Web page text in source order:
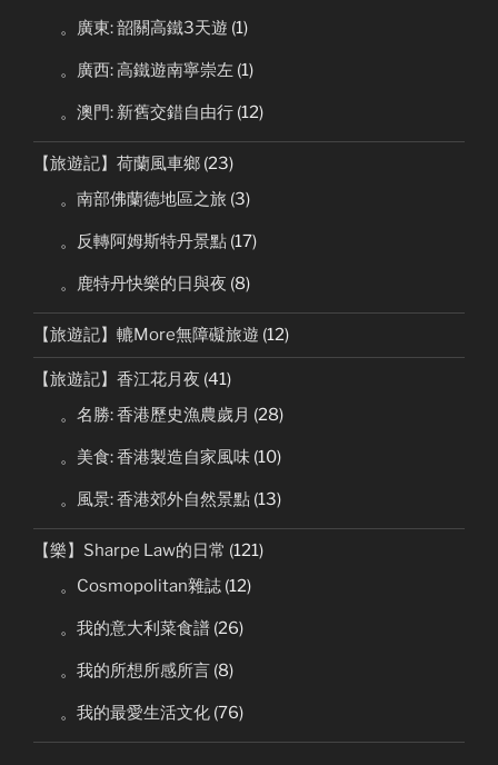
。廣東: 韶關高鐵3天遊 (1)
。廣西: 高鐵遊南寧崇左 (1)
。澳門: 新舊交錯自由行 (12)
【旅遊記】荷蘭風車鄉 (23)
。南部佛蘭德地區之旅 (3)
。反轉阿姆斯特丹景點 (17)
。鹿特丹快樂的日與夜 (8)
【旅遊記】轆More無障礙旅遊 (12)
【旅遊記】香江花月夜 (41)
。名勝: 香港歷史漁農歲月 (28)
。美食: 香港製造自家風味 (10)
。風景: 香港郊外自然景點 (13)
【樂】Sharpe Law的日常 (121)
。Cosmopolitan雜誌 (12)
。我的意大利菜食譜 (26)
。我的所想所感所言 (8)
。我的最愛生活文化 (76)